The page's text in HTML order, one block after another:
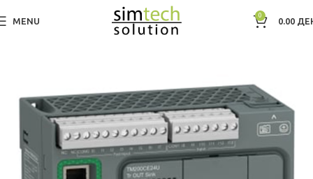
MENU
0
0.00
Дома Индустриска автоматизација и контрола Контролери